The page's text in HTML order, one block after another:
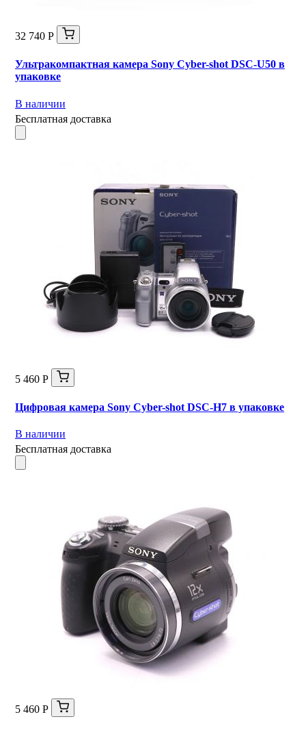
32 740 Р
Ультракомпактная камера Sony Cyber-shot DSC-U50 в
упаковке
В наличии
Бесплатная доставка
5 460 Р
Цифровая камера Sony Cyber-shot DSC-H7 в упаковке
В наличии
Бесплатная доставка
5 460 Р